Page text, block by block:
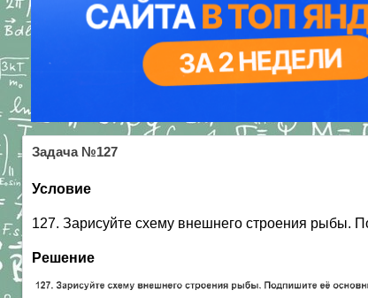
Задача №127
Условие
127. Зарисуйте схему внешнего строения рыбы.
Решение